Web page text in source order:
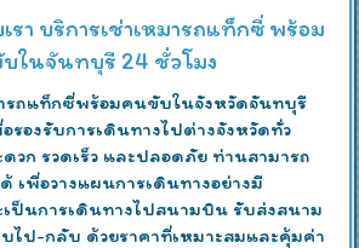
า บริการเช่าเหมารถแท็กซี่ พร้อม
ในจันทบุรี 24 ชั่วโมง
ารถแท็กซี่พร้อมคนขับในจังหวัดจันทบุรี
รองรับการเดินทางไปต่างจังหวัดทั่ว
วก รวดเร็ว และปลอดภัย ท่านสามารถ
เพื่อวางแผนการเดินทางอย่างมี
เป็นการเดินทางไปสนามบิน รับส่งสนาม
ไป-กลับ ด้วยราคาที่เหมาะสมและคุ้มค่า